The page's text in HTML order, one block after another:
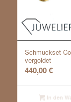
Schmuckset
vergoldet
440,00€
In den